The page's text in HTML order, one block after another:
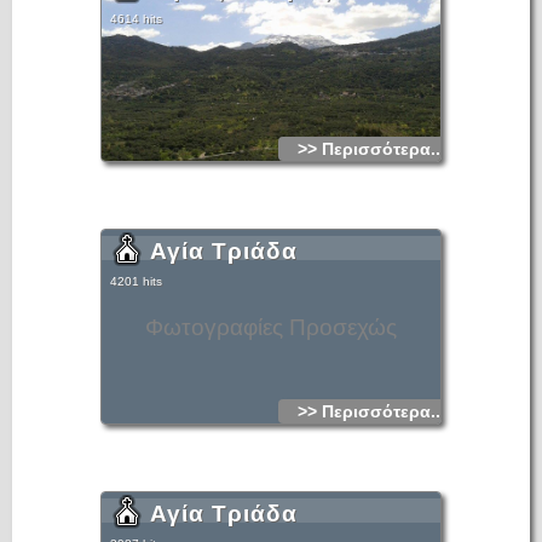
4614 hits
>> Περισσότερα...
Φωτογραφίες Προσεχώς
Αγία Τριάδα
4201 hits
>> Περισσότερα...
Αγία Τριάδα